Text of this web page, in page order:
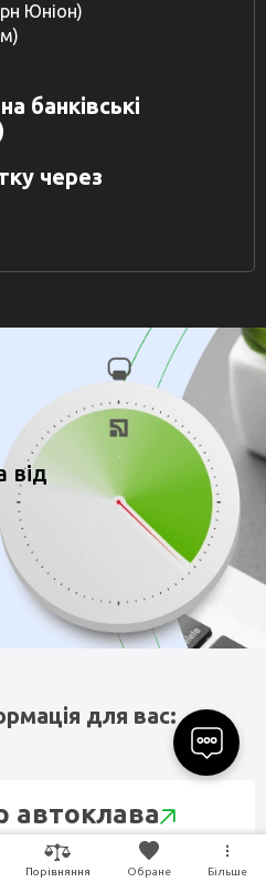
Порівняння Обране Більше
Юніон)
банківські
через
від
для вас:
автоклава